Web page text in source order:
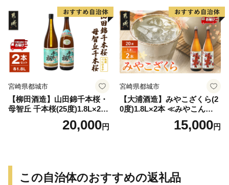
宮崎県都城市
【柳田酒造】山田錦千本桜・
母智丘 千本桜(25度)1.8L×2本
≪みやこんじょ特急便≫_AC
20,000円
宮崎県都城市
【大浦酒造】みやこざくら(2
0度)1.8L×2本 ≪みやこんじょ
特急便≫_MJ-077115,000円
この自治体のおすすめの返礼品